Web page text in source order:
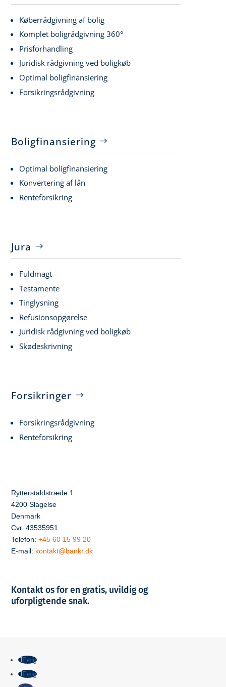
Køberrådgivning af bolig
Komplet boligrådgivning 360°
Prisforhandling
Juridisk rådgivning ved boligkøb
Optimal boligfinansiering
Forsikringsrådgivning
Boligfinansiering
Optimal boligfinansiering
Konvertering af lån
Renteforsikring
Jura
Fuldmagt
Testamente
Tinglysning
Refusionsopgørelse
Juridisk rådgivning ved boligkøb
Skødeskrivning
Forsikringer
Forsikringsrådgivning
Renteforsikring
Rytterstaldstræde 1
4200 Slagelse
Denmark
Cvr. 43535951
Telefon:+45 60 15 99 20
E-mail: kontakt@bankr.dk
Kontakt os for en gratis, uvildig og
uforpligtende snak.
Følg
Følg